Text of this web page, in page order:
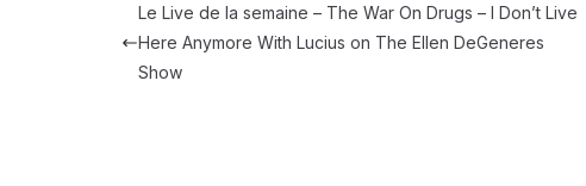
Le Live de la semaine – The War On Drugs – I Don’t Live
Here Anymore With Lucius on The Ellen DeGeneres
Show